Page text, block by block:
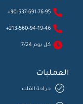
90-537-691-76-95+
213-560-94-19-46+
كل يوم 7/24
العمليات
جراحة القلب